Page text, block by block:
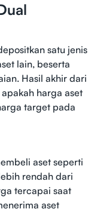
satu jenis
lain, beserta
Hasil akhir dari
harga aset
target pada
aset seperti
rendah dari
tercapai saat
aset